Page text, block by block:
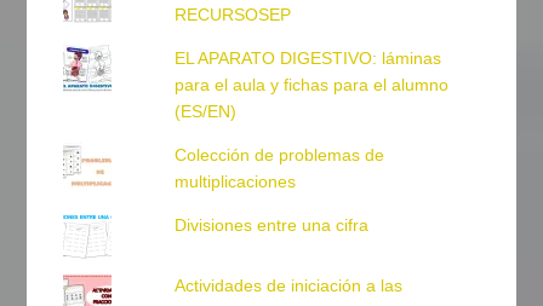
RECURSOSEP
EL APARATO DIGESTIVO: láminas
para el aula y fichas para el alumno
(ES/EN)
Colección de problemas de
multiplicaciones
Divisiones entre una cifra
Actividades de iniciación a las